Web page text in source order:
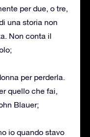
per due, o tre,
una storia non
Non conta il
per perderla.
quello che fai,
Blauer;
io quando stavo